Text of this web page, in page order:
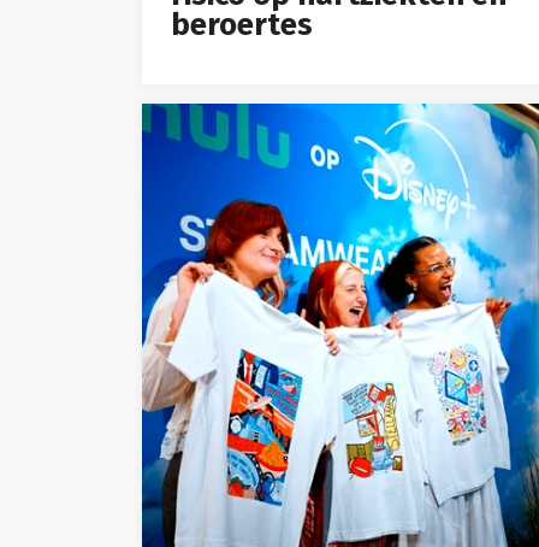
beroertes